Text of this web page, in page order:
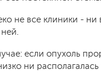
не все клиники -
если опухоль
ни